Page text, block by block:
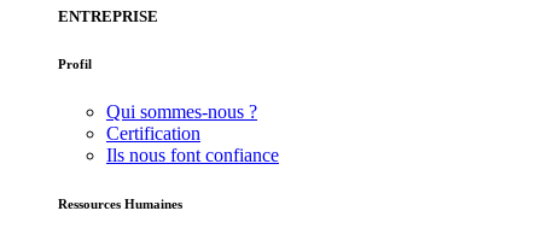
ENTREPRISE
Profil
Qui sommes-nous ?
Certification
Ils nous font confiance
Ressources Humaines